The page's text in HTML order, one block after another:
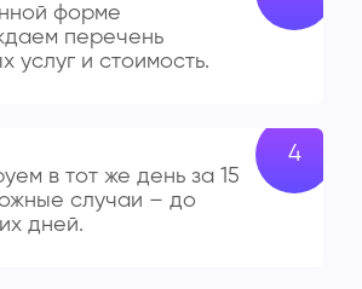
форме
перечень
услуг и стоимость.
в тот же день за 15
случаи – до
дней.